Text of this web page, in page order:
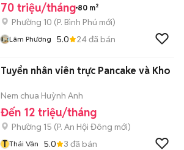
70 triệu/tháng 80 m²
Phường 10 (P. Bình Phú mới)
Lâm Phương 5.0 24đã bán
Tuyển nhân viên trực Pancake và Kho
Nem chua Huỳnh Anh
Đến 12 triệu/tháng
Phường 15 (P. An Hội Đông mới)
T Thái Vân 5.0 3 đã bán